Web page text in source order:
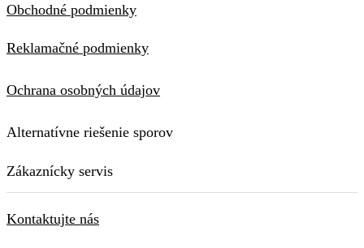
Obchodné podmienky
Reklamačné podmienky
Ochrana osobných údajov
Alternatívne riešenie sporov
Zákaznícky servis
Kontaktujte nás